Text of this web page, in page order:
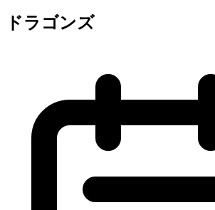
ドラゴンズ